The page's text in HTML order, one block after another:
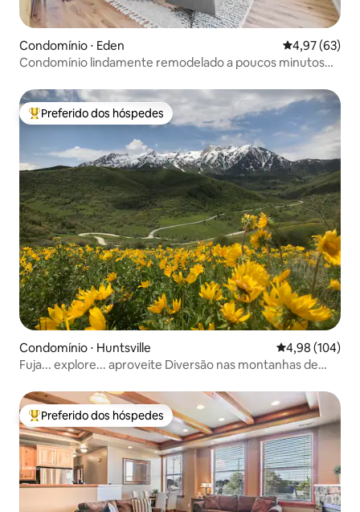
Condomínio ⋅ Eden 4,97 de uma
4,97 (63)
Condomínio lindamente remodelado a poucos minutos
Entre os melhores preferidos dos hóspedes
Preferido dos hóspedes
Condomínio ⋅ Huntsville 4,98 de uma
4,98 (104)
Fuja... explore... aproveite Diversão nas montanhas de
Entre os melhores preferidos dos hóspedes
Preferido dos hóspedes